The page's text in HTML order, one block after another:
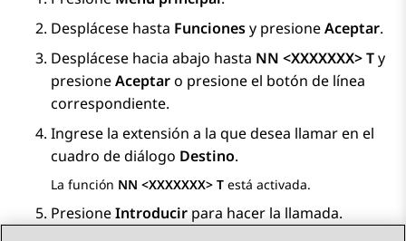
Desplácese hasta Funcionesy presioneAceptar.
Desplácese hacia abajo hasta NN <XXXXXXX> Ty
presioneAceptaro presione el botón de línea
correspondiente.
Ingrese la extensión a la que desea llamar en el
cuadro de diálogo Destino.
La función NN <XXXXXXX> T está activada.
PresioneIntroducir para hacer la llamada.